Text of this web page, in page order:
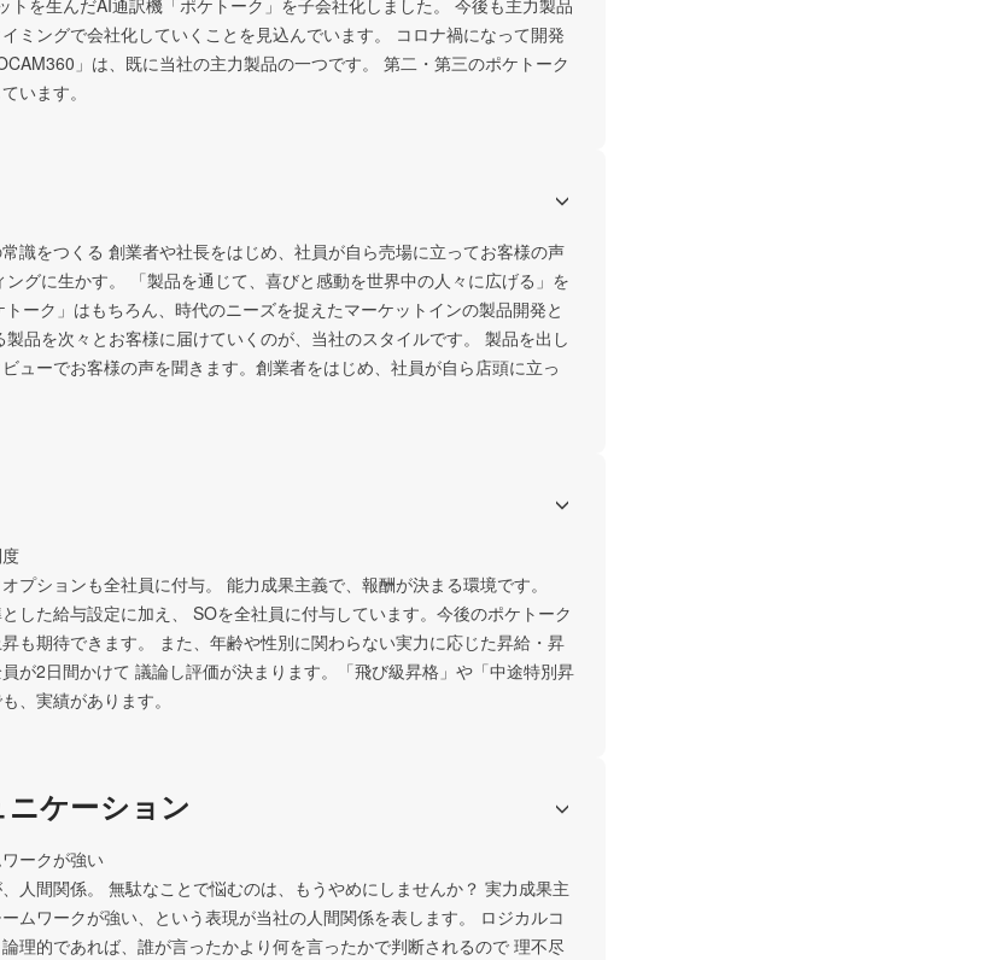
トを生んだAI通訳機「ポケトーク」を子会社化しました。 今後も主力製品
ミングで会社化していくことを見込んでいます。 コロナ禍になって開発
」は、既に当社の主力製品の一つです。 第二・第三のポケトーク
います。
識をつくる 創業者や社長をはじめ、社員が自ら売場に立ってお客様の声
グに生かす。 「製品を通じて、喜びと感動を世界中の人々に広げる」を
ーク」はもちろん、時代のニーズを捉えたマーケットインの製品開発と
品を次々とお客様に届けていくのが、当社のスタイルです。 製品を出し
ューでお客様の声を聞きます。創業者をはじめ、社員が自ら店頭に立っ
プションも全社員に付与。 能力成果主義で、報酬が決まる環境です。
した給与設定に加え、 SOを全社員に付与しています。今後のポケトーク
も期待できます。 また、年齢や性別に関わらない実力に応じた昇給・昇
が2日間かけて 議論し評価が決まります。「飛び級昇格」や「中途特別昇
、実績があります。
ケーション
ークが強い
人間関係。 無駄なことで悩むのは、もうやめにしませんか？ 実力成果主
ムワークが強い、という表現が当社の人間関係を表します。 ロジカルコ
理的であれば、誰が言ったかより何を言ったかで判断されるので 理不尽